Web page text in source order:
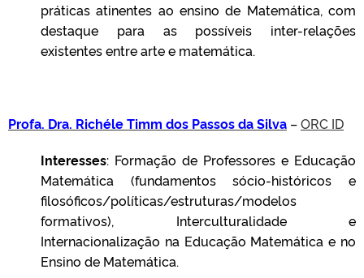
práticas atinentes ao ensino de Matemática, com
destaque para as possíveis inter-relações
existentes entre arte e matemática.
Profa. Dra. Richéle Timm dos Passos da Silva –ORC ID
Interesses: Formação de Professores e Educação
Matemática (fundamentos sócio-históricos e
filosóficos/políticas/estruturas/modelos
formativos), Interculturalidade e
Internacionalização na Educação Matemática e no
Ensino de Matemática.